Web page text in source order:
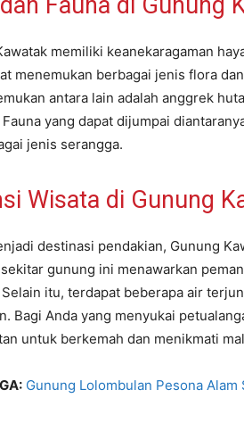
memiliki keanekaragaman
menemukan berbagai jenis flora
antara lain adalah anggrek
yang dapat dijumpai
jenis serangga.
Wisata di Gunung
destinasi pendakian, Gunung
gunung ini menawarkan
itu, terdapat beberapa air
Bagi Anda yang menyukai
untuk berkemah dan menikmati
Gunung Lolombulan Pesona